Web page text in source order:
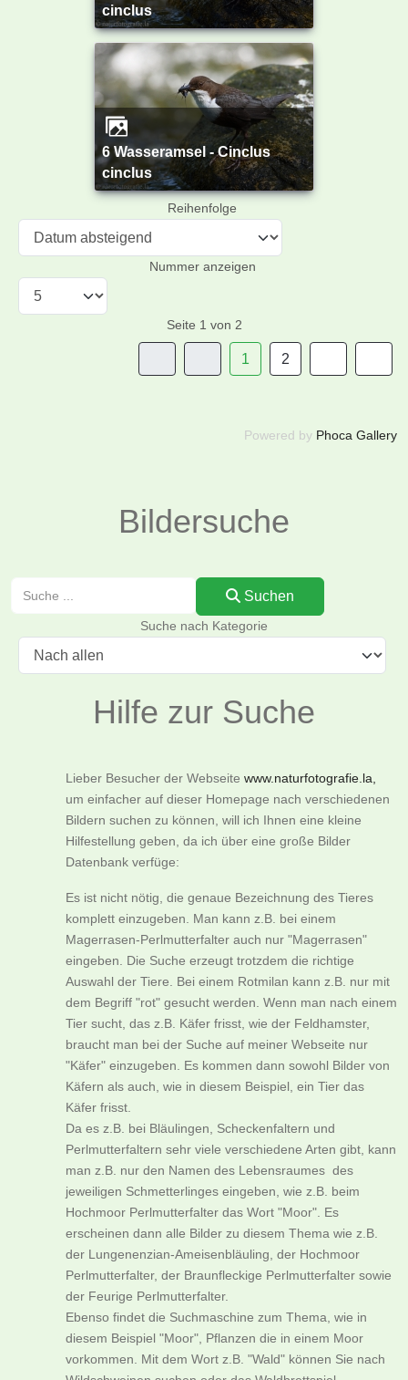
cinclus
6 Wasseramsel - Cinclus
cinclus
Reihenfolge
Nummer anzeigen
Seite 1 von 2
1 2
Powered by Phoca Gallery
Bildersuche
Suchen
Suchen
Suche nach Kategorie
Hilfe zur Suche
Lieber Besucher der Webseite www.naturfotografie.la,
um einfacher auf dieser Homepage nach verschiedenen
Bildern suchen zu können, will ich Ihnen eine kleine
Hilfestellung geben, da ich über eine große Bilder
Datenbank verfüge:
Es ist nicht nötig, die genaue Bezeichnung des Tieres
komplett einzugeben. Man kann z.B. bei einem
Magerrasen-Perlmutterfalter auch nur "Magerrasen"
eingeben. Die Suche erzeugt trotzdem die richtige
Auswahl der Tiere. Bei einem Rotmilan kann z.B. nur mit
dem Begriff "rot" gesucht werden. Wenn man nach einem
Tier sucht, das z.B. Käfer frisst, wie der Feldhamster,
braucht man bei der Suche auf meiner Webseite nur
"Käfer" einzugeben. Es kommen dann sowohl Bilder von
Käfern als auch, wie in diesem Beispiel, ein Tier das
Käfer frisst.
Da es z.B. bei Bläulingen, Scheckenfaltern und
Perlmutterfaltern sehr viele verschiedene Arten gibt, kann
man z.B. nur den Namen des Lebensraumes des
jeweiligen Schmetterlinges eingeben, wie z.B. beim
Hochmoor Perlmutterfalter das Wort "Moor". Es
erscheinen dann alle Bilder zu diesem Thema wie z.B.
der Lungenenzian-Ameisenbläuling, der Hochmoor
Perlmutterfalter, der Braunfleckige Perlmutterfalter sowie
der Feurige Perlmutterfalter.
Ebenso findet die Suchmaschine zum Thema, wie in
diesem Beispiel "Moor", Pflanzen die in einem Moor
vorkommen. Mit dem Wort z.B. "Wald" können Sie nach